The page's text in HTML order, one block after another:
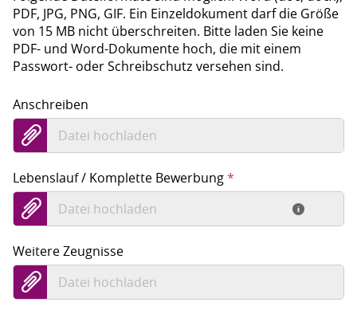
PDF, JPG, PNG, GIF. Ein Einzeldokument darf die Größe
von 15 MB nicht überschreiten. Bitte laden Sie keine
PDF- und Word-Dokumente hoch, die mit einem
Passwort- oder Schreibschutz versehen sind.
Anschreiben
Datei hochladen
Lebenslauf / Komplette Bewerbung*
Datei hochladen
Weitere Zeugnisse
Datei hochladen